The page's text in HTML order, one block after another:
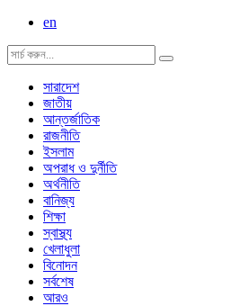
en
সারাদেশ
জাতীয়
আন্তর্জাতিক
রাজনীতি
ইসলাম
অপরাধ ও দুর্নীতি
অর্থনীতি
বানিজ্য
শিক্ষা
স্বাস্থ্য
খেলাধুলা
বিনোদন
সর্বশেষ
আরও